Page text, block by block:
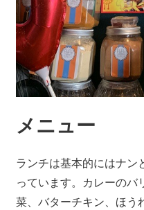
メニュー
ランチは基本的にはナン
っています。カレーのバ
菜、バターチキン、ほう